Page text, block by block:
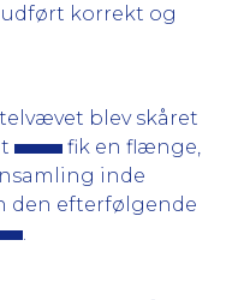
udført korrekt og
blev skåret
fik en flænge,
inde
den efterfølgende